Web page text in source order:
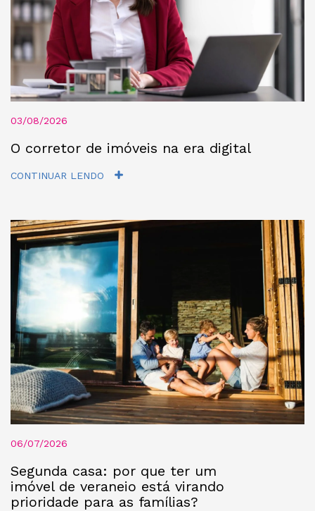
03/08/2026
O corretor de imóveis na era digital
CONTINUAR LENDO
06/07/2026
Segunda casa: por que ter um
imóvel de veraneio está virando
prioridade para as famílias?